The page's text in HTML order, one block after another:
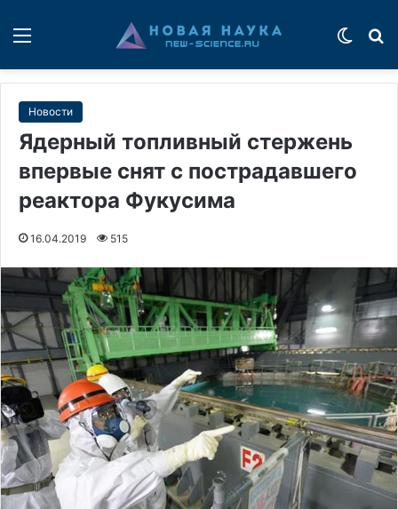
Новости
Ядерный топливный стержень
впервые снят с пострадавшего
реактора Фукусима
16.04.2019 515